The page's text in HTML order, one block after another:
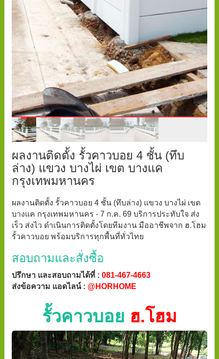
ผลงานติดตั้ง รั้วคาวบอย 4 ชั้น (ทึบ
ล่าง) แขวง บางไผ่ เขต บางแค
กรุงเทพมหานคร
ผลงานติดตั้ง รั้วคาวบอย 4 ชั้น (ทึบล่าง) แขวง บางไผ่ เขต
บางแค กรุงเทพมหานคร - 7 ก.ค. 69 บริการประทับใจ ส่ง
เร็ว ส่งไว ดำเนินการติดตั้งโดยทีมงาน มืออาชีพจาก ฮ.โฮม
รั้วคาวบอย พร้อมบริการทุกพื้นที่ทั่วไทย
สอบถามและสั่งซื้อ
ปรึกษา และสอบถามได้ที่ : 081-467-4663
ส่งข้อความ แอดไลน์ : @HORHOME
รั้วคาวบอย ฮ.โฮม